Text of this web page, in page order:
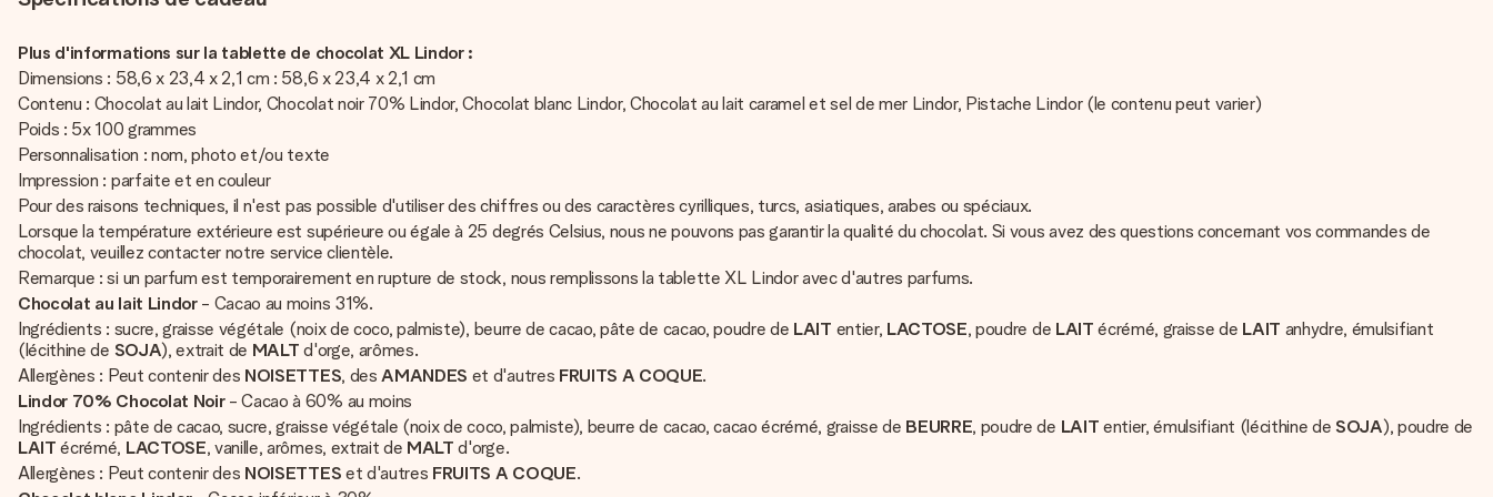
Plus d'informations sur la tablette de chocolat XL Lindor :
Dimensions : 58,6 x 23,4 x 2,1 cm : 58,6 x 23,4 x 2,1 cm
Contenu : Chocolat au lait Lindor, Chocolat noir 70% Lindor, Chocolat blanc Lindor, Chocolat au lait caramel et sel de mer Lindor, Pistache Lindor (le contenu peut varier)
Poids : 5x 100 grammes
Personnalisation : nom, photo et/ou texte
Impression : parfaite et en couleur
Pour des raisons techniques, il n'est pas possible d'utiliser des chiffres ou des caractères cyrilliques, turcs, asiatiques, arabes ou spéciaux.
Lorsque la température extérieure est supérieure ou égale à 25 degrés Celsius, nous ne pouvons pas garantir la qualité du chocolat. Si vous avez des questions concernant vos commandes de
chocolat, veuillez contacter notre service clientèle.
Remarque : si un parfum est temporairement en rupture de stock, nous remplissons la tablette XL Lindor avec d'autres parfums.
Chocolat au lait Lindor- Cacao au moins 31%.
Ingrédients : sucre, graisse végétale (noix de coco, palmiste), beurre de cacao, pâte de cacao, poudre de LAIT entier, LACTOSE, poudre de LAIT écrémé, graisse de LAIT anhydre, émulsifiant
(lécithine de SOJA), extrait de MALT d'orge, arômes.
Allergènes : Peut contenir des NOISETTES, desAMANDES et d'autres FRUITS A COQUE.
Lindor 70% Chocolat Noir- Cacao à 60% au moins
Ingrédients : pâte de cacao, sucre, graisse végétale (noix de coco, palmiste), beurre de cacao, cacao écrémé, graisse de BEURRE, poudre de LAIT entier, émulsifiant (lécithine deSOJA), poudre de
LAIT écrémé, LACTOSE, vanille, arômes, extrait de MALT d'orge.
Allergènes : Peut contenir des NOISETTES et d'autres FRUITS A COQUE.